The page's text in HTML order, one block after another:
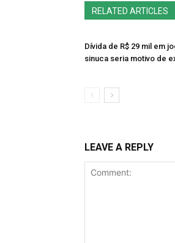
RELATED ARTICLES
Dívida de R$ 29 mil em
sinuca seria motivo de
LEAVE A REPLY